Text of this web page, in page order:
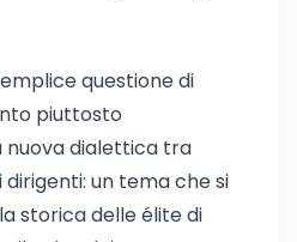
questione di
piuttosto
nuova dialettica tra
un tema che si
storica delle élite di